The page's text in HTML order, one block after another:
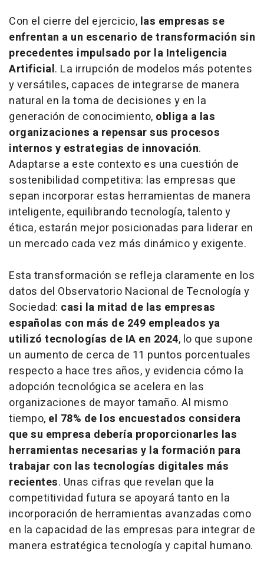
Con el cierre del ejercicio, las empresas se
enfrentan a un escenario de transformación sin
precedentes impulsado por la Inteligencia
Artificial. La irrupción de modelos más potentes
y versátiles, capaces de integrarse de manera
natural en la toma de decisiones y en la
generación de conocimiento, obliga a las
organizaciones a repensar sus procesos
internos y estrategias de innovación.
Adaptarse a este contexto es una cuestión de
sostenibilidad competitiva: las empresas que
sepan incorporar estas herramientas de manera
inteligente, equilibrando tecnología, talento y
ética, estarán mejor posicionadas para liderar en
un mercado cada vez más dinámico y exigente.
Esta transformación se refleja claramente en los
datos del Observatorio Nacional de Tecnología y
Sociedad: casi la mitad de las empresas
españolas con más de 249 empleados ya
utilizó tecnologías de IA en 2024, lo que supone
un aumento de cerca de 11 puntos porcentuales
respecto a hace tres años, y evidencia cómo la
adopción tecnológica se acelera en las
organizaciones de mayor tamaño. Al mismo
tiempo, el 78% de los encuestados considera
que su empresa debería proporcionarles las
herramientas necesarias y la formación para
trabajar con las tecnologías digitales más
recientes. Unas cifras que revelan que la
competitividad futura se apoyará tanto en la
incorporación de herramientas avanzadas como
en la capacidad de las empresas para integrar de
manera estratégica tecnología y capital humano.